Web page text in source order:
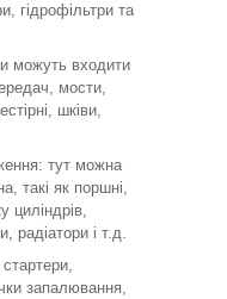
гідрофільтри та
можуть входити
мости,
шківи,
тут можна
такі як поршні,
циліндрів,
радіатори і т.д.
запалювання,